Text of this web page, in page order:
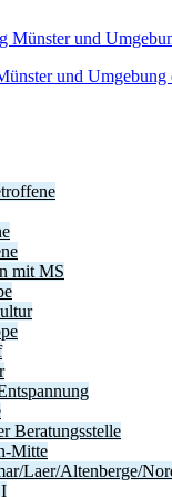
und Umgebung
mit MS
Beratungsstelle
Mitte
Laer/Altenberge/